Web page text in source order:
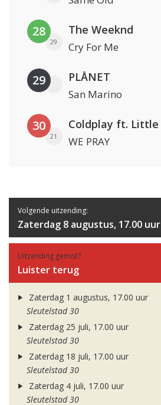
28
29
The Weeknd
Cry For Me
29 PLÅNET
San Marino
30
21 WE PRAY
Volgende uitzending:
Zaterdag 8 augustus, 17.00 uur
Uitzending gemist?
Luister terug
Zaterdag 1 augustus, 17.00 uur
Sleutelstad 30
Zaterdag 25 juli, 17.00 uur
Sleutelstad 30
Zaterdag 18 juli, 17.00 uur
Sleutelstad 30
Zaterdag 4 juli, 17.00 uur
Sleutelstad 30